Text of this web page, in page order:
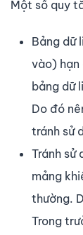
Một số quy
Bảng dữ
vào)
bảng dữ
Do đó
tránh sử
Tránh sử
mảng
thường.
Trong